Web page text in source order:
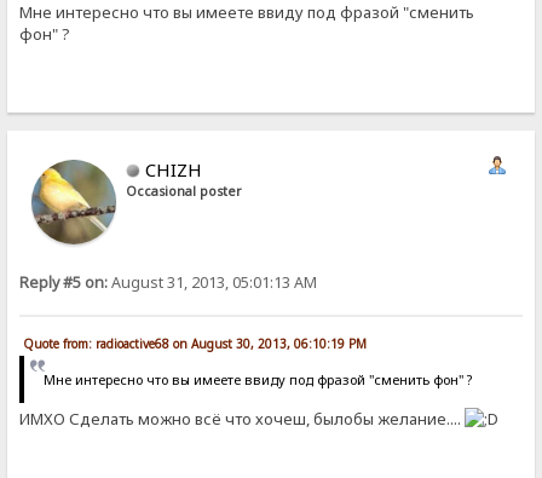
Мне интересно что вы имеете ввиду под фразой "сменить
фон" ?
CHIZH
Occasional poster
Reply #5 on:August 31, 2013, 05:01:13 AM
Quote from: radioactive68 on August 30, 2013, 06:10:19 PM
Мне интересно что вы имеете ввиду под фразой "сменить фон" ?
ИМХО Сделать можно всё что хочеш, былобы желание....